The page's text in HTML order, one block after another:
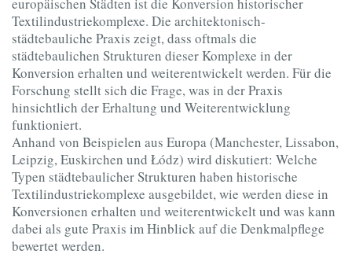
europäischen Städten ist die Konversion historischer
Textilindustriekomplexe. Die architektonisch-
städtebauliche Praxis zeigt, dass oftmals die
städtebaulichen Strukturen dieser Komplexe in der
Konversion erhalten und weiterentwickelt werden. Für die
Forschung stellt sich die Frage, was in der Praxis
hinsichtlich der Erhaltung und Weiterentwicklung
funktioniert.
Anhand von Beispielen aus Europa (Manchester, Lissabon,
Leipzig, Euskirchen und Łódz) wird diskutiert: Welche
Typen städtebaulicher Strukturen haben historische
Textilindustriekomplexe ausgebildet, wie werden diese in
Konversionen erhalten und weiterentwickelt und was kann
dabei als gute Praxis im Hinblick auf die Denkmalpflege
bewertet werden.